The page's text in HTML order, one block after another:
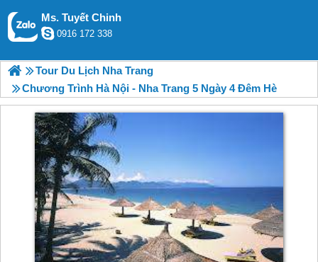
Ms. Tuyết Chinh
0916 172 338
Tour Du Lịch Nha Trang
Chương Trình Hà Nội - Nha Trang 5 Ngày 4 Đêm Hè